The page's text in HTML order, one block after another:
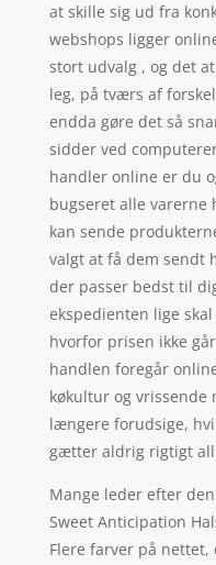
at skille sig ud fra
webshops ligger
stort udvalg , og det
leg, på tværs af
endda gøre det så
sidder ved
handler online er du
bugseret alle varerne
kan sende
valgt at få dem sendt
der passer bedst til
ekspedienten lige
hvorfor prisen ikke
handlen foregår
køkultur og vrissende
længere forudsige,
gætter aldrig rigtigt
Mange leder efter
Sweet Anticipation
Flere farver på